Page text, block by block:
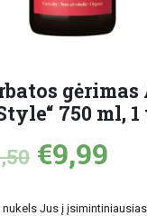
gėrimas
750 ml,
€9,99
Jus į